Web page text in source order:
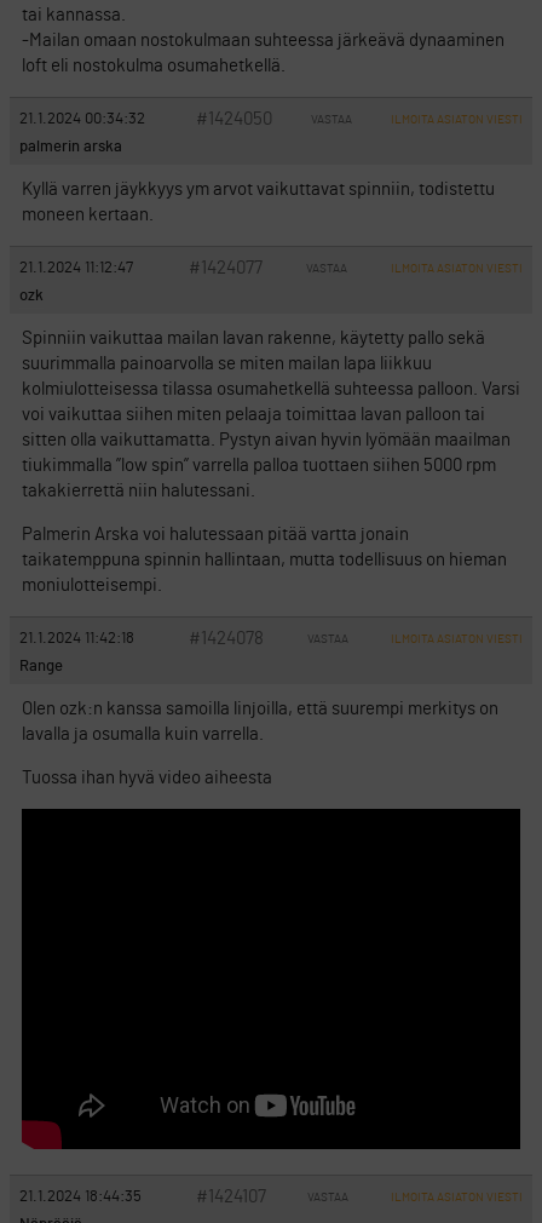
tai kannassa.
-Mailan omaan nostokulmaan suhteessa järkeävä dynaaminen
loft eli nostokulma osumahetkellä.
21.1.2024 00:34:32 #1424050 VASTAA ILMOITA ASIATON VIESTI
palmerin arska
Kyllä varren jäykkyys ym arvot vaikuttavat spinniin, todistettu
moneen kertaan.
21.1.2024 11:12:47 #1424077 VASTAA ILMOITA ASIATON VIESTI
ozk
Spinniin vaikuttaa mailan lavan rakenne, käytetty pallo sekä
suurimmalla painoarvolla se miten mailan lapa liikkuu
kolmiulotteisessa tilassa osumahetkellä suhteessa palloon. Varsi
voi vaikuttaa siihen miten pelaaja toimittaa lavan palloon tai
sitten olla vaikuttamatta. Pystyn aivan hyvin lyömään maailman
tiukimmalla ”low spin” varrella palloa tuottaen siihen 5000 rpm
takakierrettä niin halutessani.
Palmerin Arska voi halutessaan pitää vartta jonain
taikatemppuna spinnin hallintaan, mutta todellisuus on hieman
moniulotteisempi.
21.1.2024 11:42:18 #1424078 VASTAA ILMOITA ASIATON VIESTI
Range
Olen ozk:n kanssa samoilla linjoilla, että suurempi merkitys on
lavalla ja osumalla kuin varrella.
Tuossa ihan hyvä video aiheesta
21.1.2024 18:44:35 #1424107 VASTAA ILMOITA ASIATON VIESTI